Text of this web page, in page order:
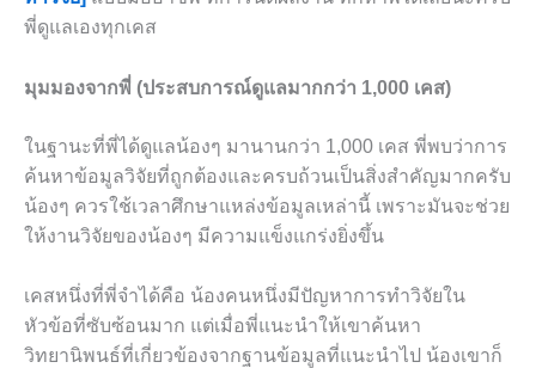
พี่ดูแลเองทุกเคส
มุมมองจากพี่ (ประสบการณ์ดูแลมากกว่า 1,000 เคส)
ในฐานะที่พี่ได้ดูแลน้องๆ มานานกว่า 1,000 เคส พี่พบว่าการ
ค้นหาข้อมูลวิจัยที่ถูกต้องและครบถ้วนเป็นสิ่งสำคัญมากครับ
น้องๆ ควรใช้เวลาศึกษาแหล่งข้อมูลเหล่านี้ เพราะมันจะช่วย
ให้งานวิจัยของน้องๆ มีความแข็งแกร่งยิ่งขึ้น
เคสหนึ่งที่พี่จำได้คือ น้องคนหนึ่งมีปัญหาการทำวิจัยใน
หัวข้อที่ซับซ้อนมาก แต่เมื่อพี่แนะนำให้เขาค้นหา
วิทยานิพนธ์ที่เกี่ยวข้องจากฐานข้อมูลที่แนะนำไป น้องเขาก็